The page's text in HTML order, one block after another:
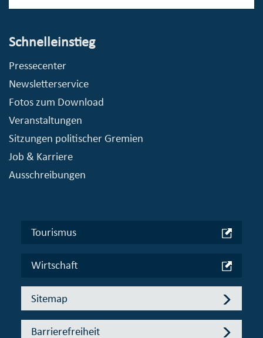
Schnelleinstieg
Pressecenter
Newsletterservice
Fotos zum Download
Veranstaltungen
Sitzungen politischer Gremien
Job & Karriere
Ausschreibungen
Tourismus
Wirtschaft
Sitemap
Barrierefreiheit